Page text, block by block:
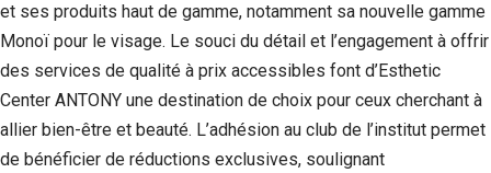
et ses produits haut de gamme, notamment sa nouvelle gamme
Monoï pour le visage. Le souci du détail et l’engagement à offrir
des services de qualité à prix accessibles font d’Esthetic
Center ANTONY une destination de choix pour ceux cherchant à
allier bien-être et beauté. L’adhésion au club de l’institut permet
de bénéficier de réductions exclusives, soulignant